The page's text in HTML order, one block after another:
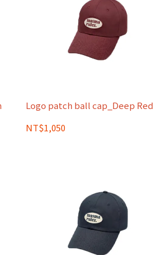
Logo patch ball cap_Deep Red
NT$1,050